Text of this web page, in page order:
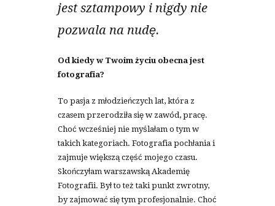
jest sztampowy i nigdy nie
pozwala na nudę.
Od kiedy w Twoim życiu obecna jest
fotografia?
To pasja z młodzieńczych lat, która z
czasem przerodziła się w zawód, pracę.
Choć wcześniej nie myślałam o tym w
takich kategoriach. Fotografia pochłania i
zajmuje większą część mojego czasu.
Skończyłam warszawską Akademię
Fotografii. Był to też taki punkt zwrotny,
by zajmować się tym profesjonalnie. Choć